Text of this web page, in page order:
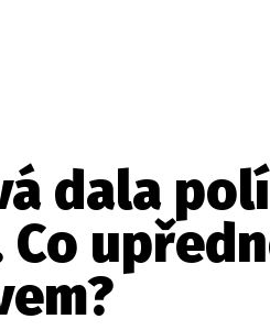
Vydavatel Inzerce Osobní
je INCORP MEDIA GROUP
dala
Co